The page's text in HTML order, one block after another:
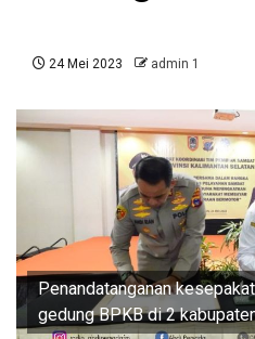
24 Mei 2023 admin 1
Penandatanganan
gedung BPKB di 2